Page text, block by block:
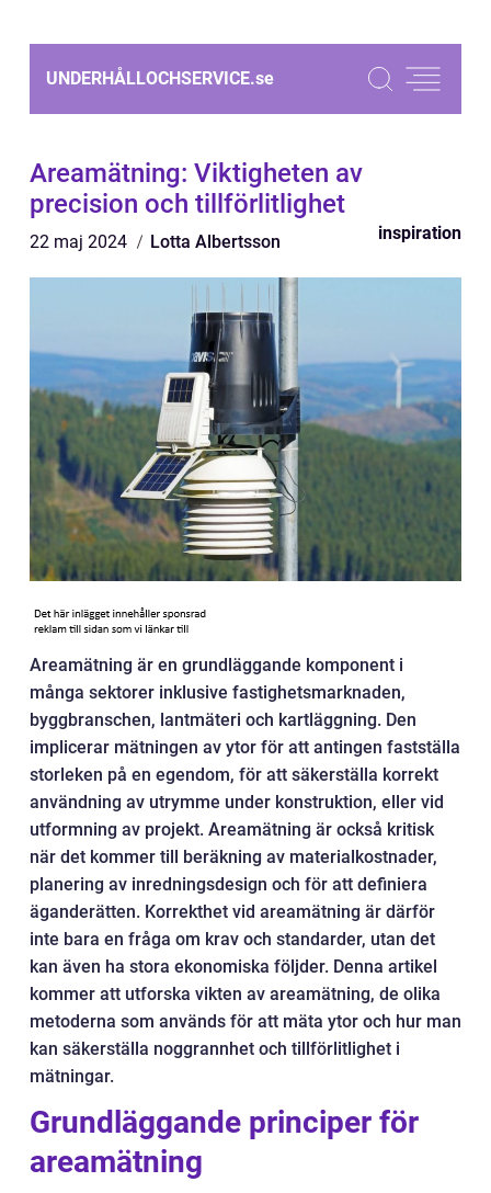
UNDERHÅLLOCHSERVICE.se
Areamätning: Viktigheten av
precision och tillförlitlighet
22 maj 2024 Lotta Albertsson inspiration
Areamätning är en grundläggande komponent i
många sektorer inklusive fastighetsmarknaden,
byggbranschen, lantmäteri och kartläggning. Den
implicerar mätningen av ytor för att antingen fastställa
storleken på en egendom, för att säkerställa korrekt
användning av utrymme under konstruktion, eller vid
utformning av projekt. Areamätning är också kritisk
när det kommer till beräkning av materialkostnader,
planering av inredningsdesign och för att definiera
äganderätten. Korrekthet vid areamätning är därför
inte bara en fråga om krav och standarder, utan det
kan även ha stora ekonomiska följder. Denna artikel
kommer att utforska vikten av areamätning, de olika
metoderna som används för att mäta ytor och hur man
kan säkerställa noggrannhet och tillförlitlighet i
mätningar.
Grundläggande principer för
areamätning